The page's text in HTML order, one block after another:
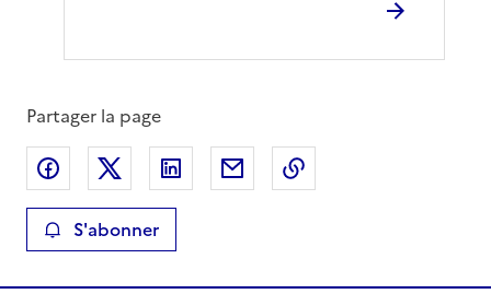
Partager la page
Partager sur Facebook
Partager sur XPartager sur LinkedIn
Partager par email
S'abonner